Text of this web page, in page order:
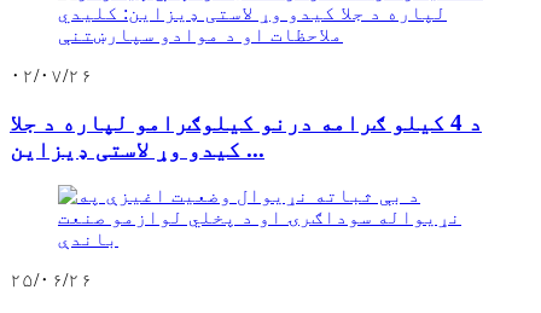
۰۲/۰۷/۲۶
د 4 کیلو ګرامه درنو کیلوګرامو لپاره د جلا
کیدو وړ لاستی ډیزاین ...
۲۵/۰۶/۲۶